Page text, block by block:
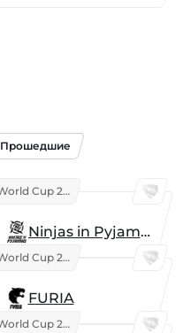
Прошедшие
Esports World Cup 2026
Ninjas in Pyjamas
Esports World Cup 2026
FURIA
Esports World Cup 2026